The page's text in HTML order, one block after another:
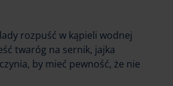
rozpuść w kąpieli wodnej
twaróg na sernik, jajka
by mieć pewność, że nie